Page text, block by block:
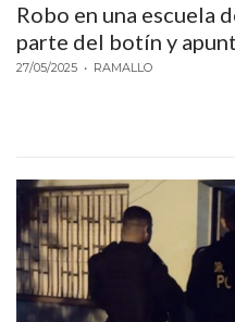
Robo en una escuela
parte del botín y
27/05/2025 • RAMALLO